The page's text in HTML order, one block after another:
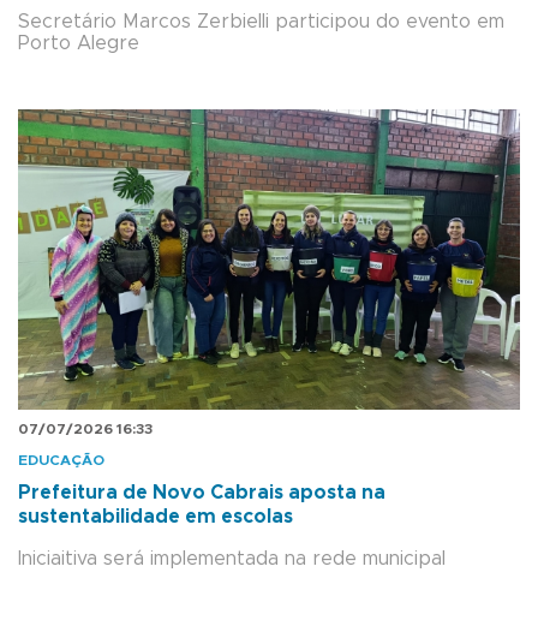
Secretário Marcos Zerbielli participou do evento em
Porto Alegre
07/07/2026 16:33
EDUCAÇÃO
Prefeitura de Novo Cabrais aposta na
sustentabilidade em escolas
Iniciaitiva será implementada na rede municipal